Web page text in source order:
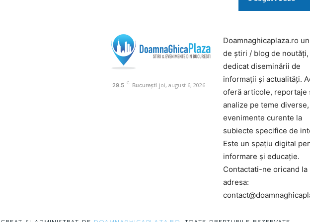
29.5 C București joi, august 6, 2026
Doamnaghicaplaza.ro
de știri / blog de noutăți,
dedicat diseminării de
informații și actualități.
oferă articole, reportaje
analize pe teme
evenimente curente la
subiecte specifice de
Este un spațiu digital
informare și educație.
Contactati-ne oricand la
adresa: